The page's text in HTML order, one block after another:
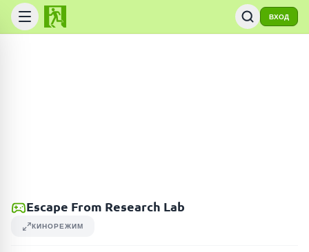
ВХОД
Escape From Research Lab
КИНОРЕЖИМ